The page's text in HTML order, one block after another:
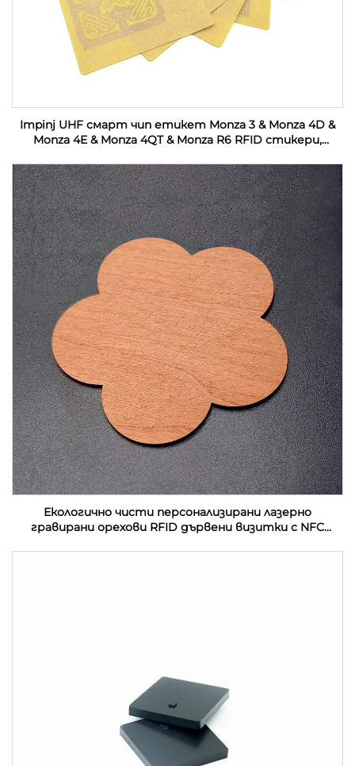
Impinj UHF смарт чип етикет Monza 3 & Monza 4D &
Monza 4E & Monza 4QT & Monza R6 RFID стикери,
Екологично чисти персонализирани лазерно
гравирани орехови RFID дървени визитки с NFC